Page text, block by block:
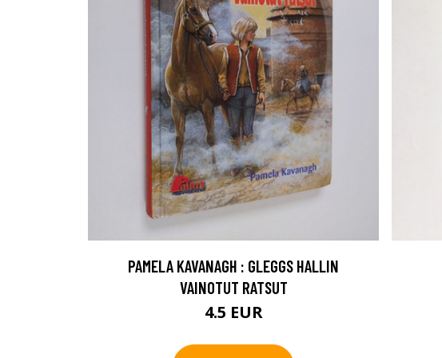
PAMELA KAVANAGH : GLEGGS HALLIN
VAINOTUT RATSUT
4.5 EUR